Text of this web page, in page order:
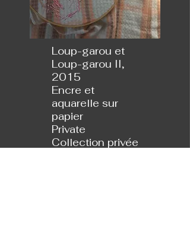
Loup-garou et
Loup-garou II,
2015
Encre et
aquarelle sur
papier
Private
Collection privée